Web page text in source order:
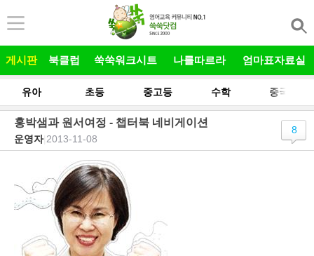
게시판 북클럽 쑥쑥워크시트 나를따르라 엄마표자료실
유아 초등 중고등 수학 중국어
홍박샘과 원서여정 - 챕터북 네비게이션
운영자| 2013-11-08
8